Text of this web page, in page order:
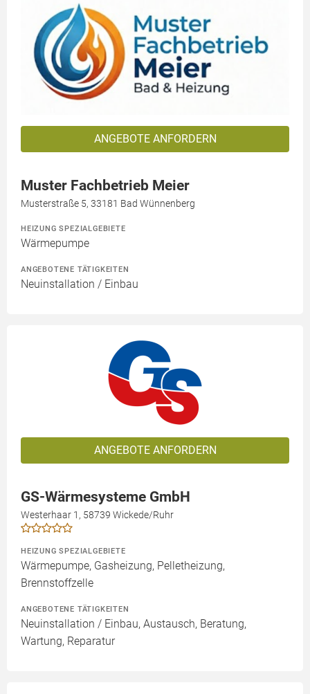
ANGEBOTE ANFORDERN
Muster Fachbetrieb Meier
Musterstraße 5, 33181 Bad Wünnenberg
HEIZUNG SPEZIALGEBIETE
Wärmepumpe
ANGEBOTENE TÄTIGKEITEN
Neuinstallation / Einbau
ANGEBOTE ANFORDERN
GS-Wärmesysteme GmbH
Westerhaar 1, 58739 Wickede/Ruhr
HEIZUNG SPEZIALGEBIETE
Wärmepumpe, Gasheizung, Pelletheizung,
Brennstoffzelle
ANGEBOTENE TÄTIGKEITEN
Neuinstallation / Einbau, Austausch, Beratung,
Wartung, Reparatur